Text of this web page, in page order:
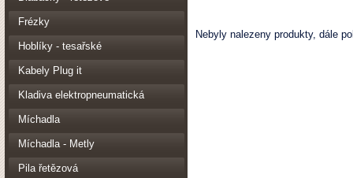
Frézky
Hoblíky - tesařské
Kabely Plug it
Kladiva elektropneumatická
Míchadla
Míchadla - Metly
Pila řetězová
Nebyly nalezeny produkty, dále